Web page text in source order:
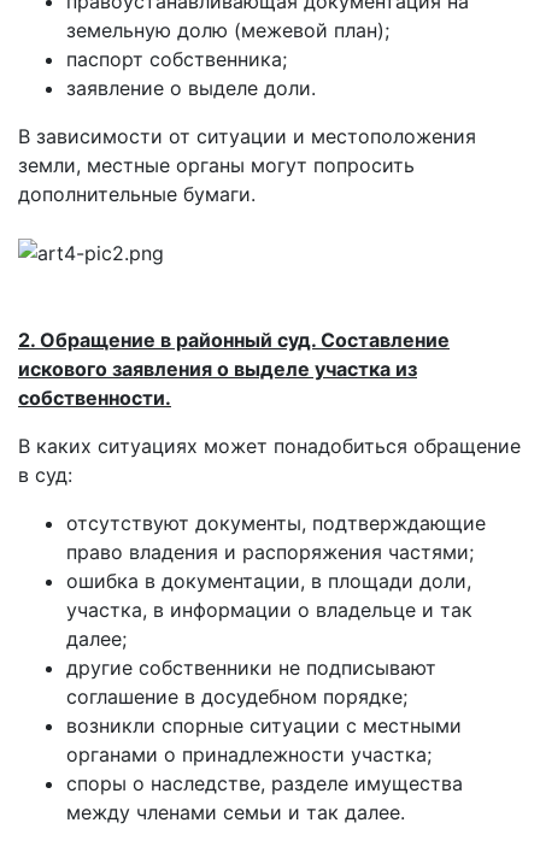
земельную долю (межевой план);
паспорт собственника;
заявление о выделе доли.
В зависимости от ситуации и местоположения
земли, местные органы могут попросить
дополнительные бумаги.
2. Обращение в районный суд. Составление
искового заявления о выделе участка из
собственности.
В каких ситуациях может понадобиться обращение
в суд:
отсутствуют документы, подтверждающие
право владения и распоряжения частями;
ошибка в документации, в площади доли,
участка, в информации о владельце и так
далее;
другие собственники не подписывают
соглашение в досудебном порядке;
возникли спорные ситуации с местными
органами о принадлежности участка;
споры о наследстве, разделе имущества
между членами семьи и так далее.